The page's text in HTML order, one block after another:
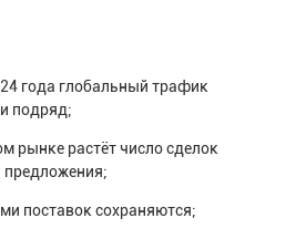
года глобальный трафик
подряд;
рынке растёт число сделок
поставок сохраняются;